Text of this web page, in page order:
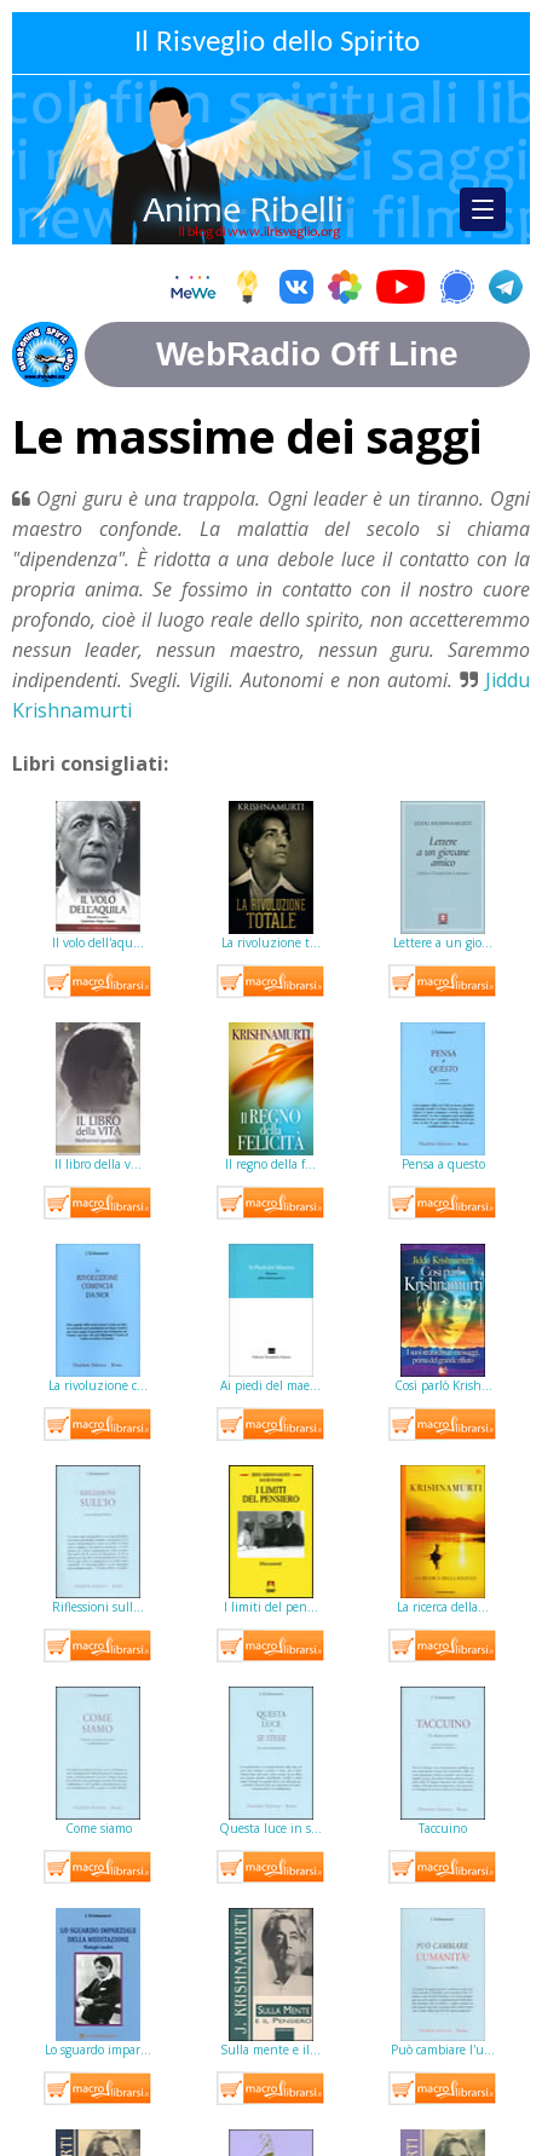
Il Risveglio dello Spirito
Le massime dei saggi
Ogni guru è una trappola. Ogni leader è un tiranno. Ogni
maestro confonde. La malattia del secolo si chiama
"dipendenza". È ridotta a una debole luce il contatto con la
propria anima. Se fossimo in contatto con il nostro cuore
profondo, cioè il luogo reale dello spirito, non accetteremmo
nessun leader, nessun maestro, nessun guru. Saremmo
indipendenti. Svegli. Vigili. Autonomi e non automi.
Jiddu
Krishnamurti
Libri consigliati:
Il volo dell'aqu… La rivoluzione t… Lettere a un gio…
Il libro della v… Il regno della f… Pensa a questo
La rivoluzione c… Ai piedi del mae… Così parlò Krish…
Riflessioni sull… I limiti del pen… La ricerca della…
Come siamo Questa luce in s… Taccuino
Lo sguardo impar… Sulla mente e il… Può cambiare l'u…